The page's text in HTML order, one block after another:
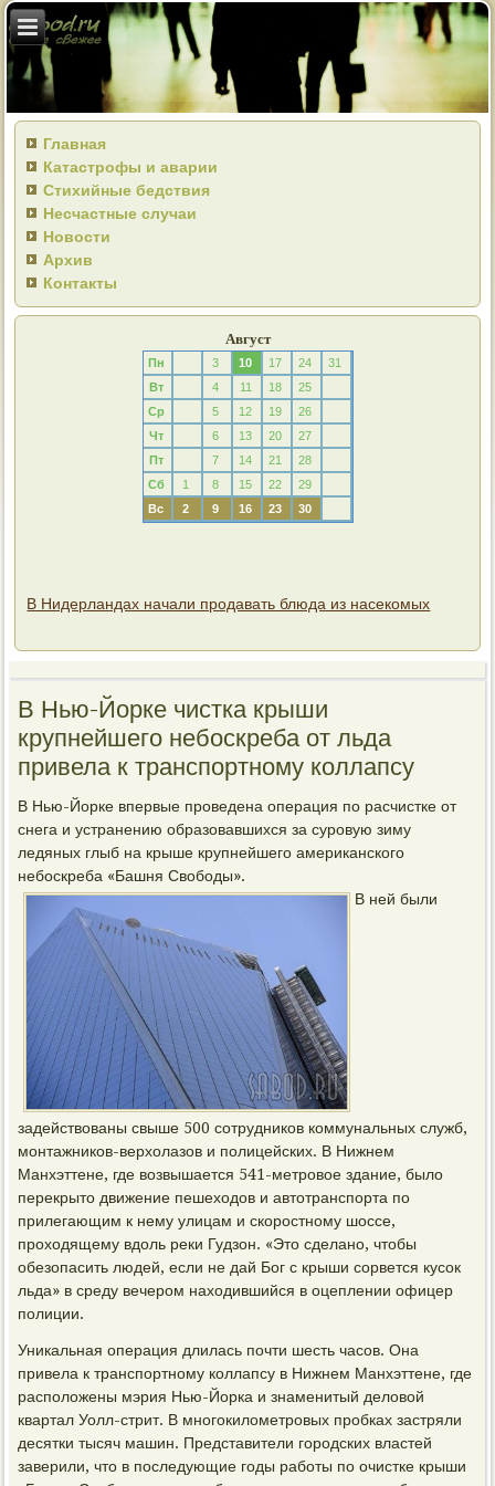
Главная
Катастрофы и аварии
Стихийные бедствия
Несчастные случаи
Новости
Архив
Контакты
Август
Пн 3 10 17 24
31
Вт
4 11 18
25
Ср
5 12 19
26
Чт
6 13 20
27
Пт
7 14 21
28
Сб
1 8 15 22
29
Вс
2 9 16 23 30
В Нидерландах начали продавать блюда из насекомых
В Нью-Йорке чистка крыши
крупнейшего небоскреба от льда
привела к транспортному коллапсу
В Нью-Йорке впервые проведена операция по расчистке от
снега и устранению образовавшихся за суровую зиму
ледяных глыб на крыше крупнейшего американского
небоскреба «Башня Свободы».
В ней были
задействованы свыше 500 сотрудников коммунальных служб,
монтажников-верхолазов и полицейских. В Нижнем
Манхэттене, где возвышается 541-метровое здание, было
перекрыто движение пешеходов и автотранспорта по
прилегающим к нему улицам и скоростному шоссе,
проходящему вдоль реки Гудзон. «Это сделано, чтобы
обезопасить людей, если не дай Бог с крыши сорвется кусок
льда» в среду вечером находившийся в оцеплении офицер
полиции.
Уникальная операция длилась почти шесть часов. Она
привела к транспортному коллапсу в Нижнем Манхэттене, где
расположены мэрия Нью-Йорка и знаменитый деловой
квартал Уолл-стрит. В многокилометровых пробках застряли
десятки тысяч машин. Представители городских властей
заверили, что в последующие годы работы по очистке крыши